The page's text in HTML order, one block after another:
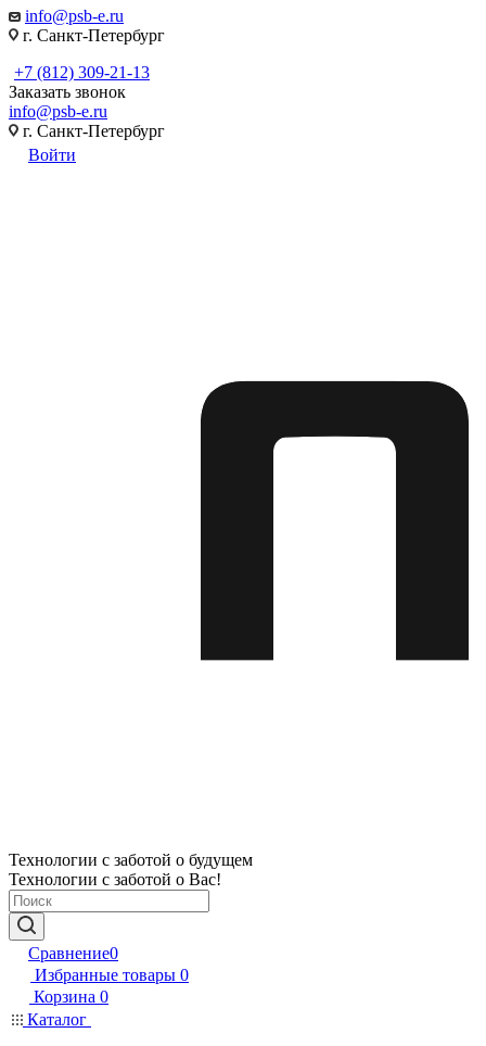
info@psb-e.ru
г. Санкт-Петербург
+7 (812) 309-21-13
Заказать звонок
info@psb-e.ru
г. Санкт-Петербург
Войти
Технологии с заботой о будущем
Технологии с заботой о Вас!
Сравнение0
Избранные товары 0
Корзина 0
Каталог